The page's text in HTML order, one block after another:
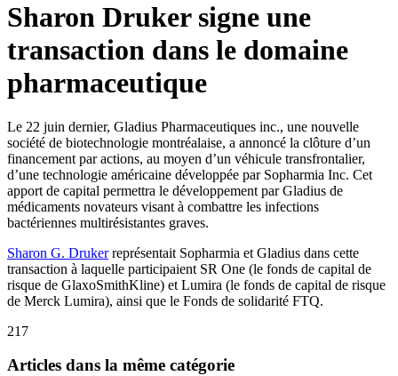
Sharon Druker signe une
transaction dans le domaine
pharmaceutique
Le 22 juin dernier, Gladius Pharmaceutiques inc., une nouvelle
société de biotechnologie montréalaise, a annoncé la clôture d’un
financement par actions, au moyen d’un véhicule transfrontalier,
d’une technologie américaine développée par Sopharmia Inc. Cet
apport de capital permettra le développement par Gladius de
médicaments novateurs visant à combattre les infections
bactériennes multirésistantes graves.
Sharon G. Drukerreprésentait Sopharmia et Gladius dans cette
transaction à laquelle participaient SR One (le fonds de capital de
risque de GlaxoSmithKline) et Lumira (le fonds de capital de risque
de Merck Lumira), ainsi que le Fonds de solidarité FTQ.
217
Articles dans la même catégorie